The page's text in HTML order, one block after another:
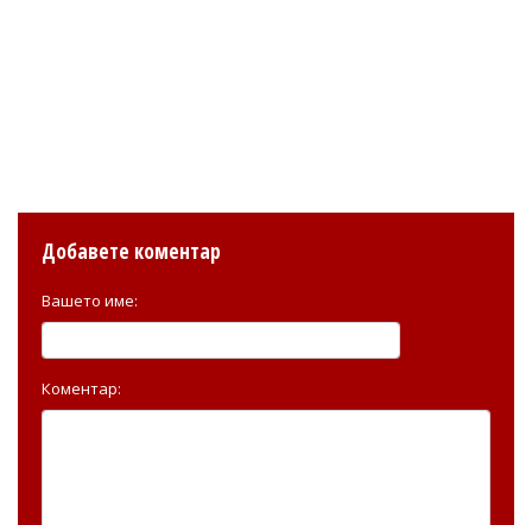
Добавете коментар
Вашето име:
Коментар: